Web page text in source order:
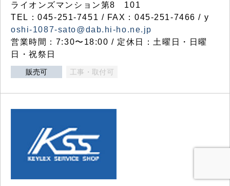
ライオンズマンション第8 101
TEL：045-251-7451 / FAX：045-251-7466 / y
oshi-1087-sato@dab.hi-ho.ne.jp
営業時間：7:30〜18:00 / 定休日：土曜日・日曜
日・祝祭日
販売可 工事・取付可